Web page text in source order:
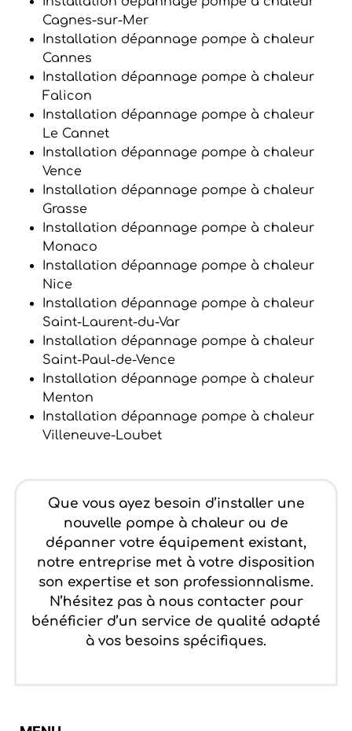
Cagnes-sur-Mer
Installation dépannage pompe à chaleur
Cannes
Installation dépannage pompe à chaleur
Falicon
Installation dépannage pompe à chaleur
Le Cannet
Installation dépannage pompe à chaleur
Vence
Installation dépannage pompe à chaleur
Grasse
Installation dépannage pompe à chaleur
Monaco
Installation dépannage pompe à chaleur
Nice
Installation dépannage pompe à chaleur
Saint-Laurent-du-Var
Installation dépannage pompe à chaleur
Saint-Paul-de-Vence
Installation dépannage pompe à chaleur
Menton
Installation dépannage pompe à chaleur
Villeneuve-Loubet
Que vous ayez besoin d’installer une
nouvelle pompe à chaleur ou de
dépanner votre équipement existant,
notre entreprise met à votre disposition
son expertise et son professionnalisme.
N’hésitez pas à nous contacter pour
bénéficier d’un service de qualité adapté
à vos besoins spécifiques.